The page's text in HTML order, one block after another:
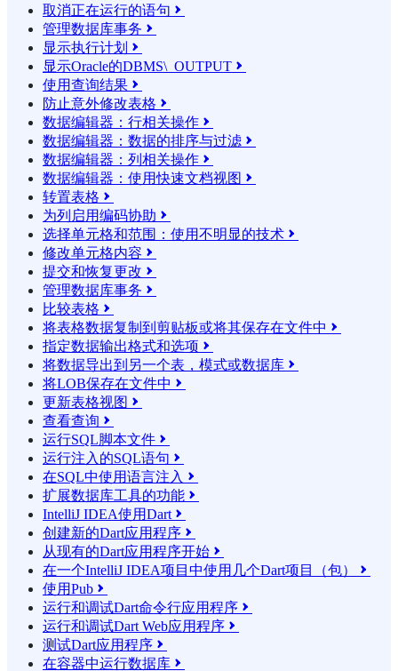
取消正在运行的语句 
管理数据库事务 
显示执行计划 
显示Oracle的DBMS\_OUTPUT 
使用查询结果 
防止意外修改表格 
数据编辑器：行相关操作 
数据编辑器：数据的排序与过滤 
数据编辑器：列相关操作 
数据编辑器：使用快速文档视图 
转置表格 
为列启用编码协助 
选择单元格和范围：使用不明显的技术 
修改单元格内容 
提交和恢复更改 
管理数据库事务 
比较表格 
将表格数据复制到剪贴板或将其保存在文件中 
指定数据输出格式和选项 
将数据导出到另一个表，模式或数据库 
将LOB保存在文件中 
更新表格视图 
查看查询 
运行SQL脚本文件 
运行注入的SQL语句 
在SQL中使用语言注入 
扩展数据库工具的功能 
IntelliJ IDEA使用Dart 
创建新的Dart应用程序 
从现有的Dart应用程序开始 
在一个IntelliJ IDEA项目中使用几个Dart项目（包） 
使用Pub 
运行和调试Dart命令行应用程序 
运行和调试Dart Web应用程序 
测试Dart应用程序 
在容器中运行数据库 